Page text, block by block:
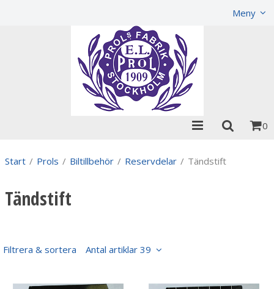
Meny
0
Start / Prols / Biltillbehör / Reservdelar / Tändstift
Tändstift
Filtrera & sortera Antal artiklar 39